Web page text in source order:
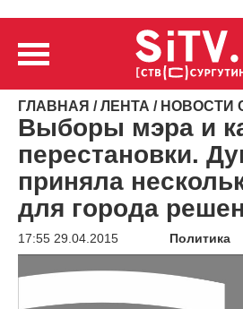
ГЛАВНАЯ /ЛЕНТА / НОВОСТИ
Выборы мэра и
перестановки.
приняла
для города
17:55 29.04.2015 Политика